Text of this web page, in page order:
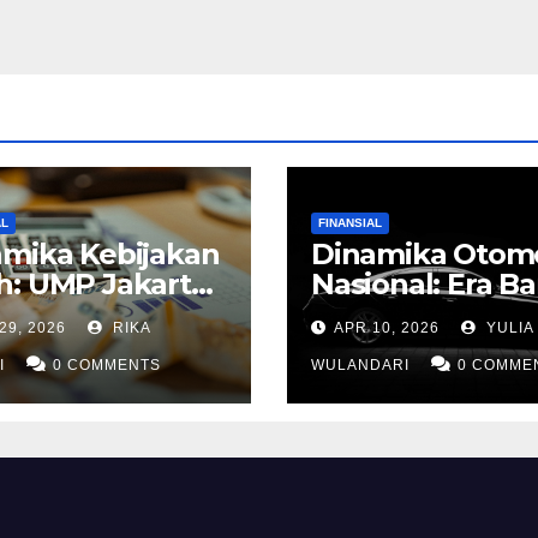
Kebijakan
UMP Jakarta
Persen di
Gaji
Migran AS
2026 RIKA
0 COMMENTS
FINANSIAL
Dinamika
Nasional: Era
Mobil Dinas
dan Ekspansi
Kendaraan
Komersial
APR 10, 2026 YULIA
WULANDARI 0